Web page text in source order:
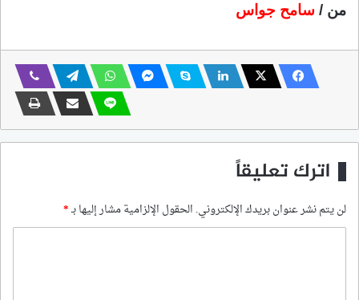
من / سامح جواس
اترك تعليقاً
لن يتم نشر عنوان بريدك الإلكتروني. الحقول الإلزامية مشار إليها بـ*